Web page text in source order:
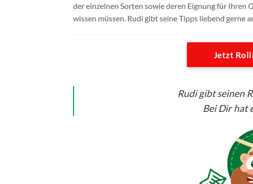
der einzelnen Sorten sowie deren Eignung für Ihren
wissen müssen. Rudi gibt seine Tipps liebend gerne
Jetzt
Rudi gibt seinen
Bei Dir hat